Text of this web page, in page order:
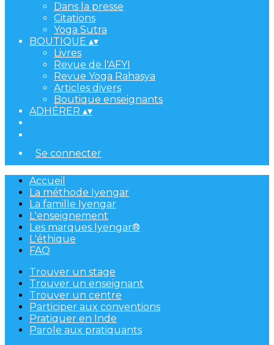
Dans la presse
Citations
Yoga Sutra
BOUTIQUE ▴▾
Livres
Revue de l'AFYI
Revue Yoga Rahasya
Articles divers
Boutique enseignants
ADHÉRER ▴▾
Se connecter
Accueil
La méthode Iyengar
La famille Iyengar
L'enseignement
Les marques Iyengar®
L'éthique
FAQ
Trouver un stage
Trouver un enseignant
Trouver un centre
Participer aux conventions
Pratiquer en Inde
Parole aux pratiquants